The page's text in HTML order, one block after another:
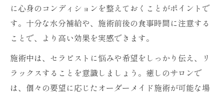
に心身のコンディションを整えておくことがポイントで
す。十分な水分補給や、施術前後の食事時間に注意する
ことで、より高い効果を実感できます。
施術中は、セラピストに悩みや希望をしっかり伝え、リ
ラックスすることを意識しましょう。癒しのサロンで
は、個々の要望に応じたオーダーメイド施術が可能な場